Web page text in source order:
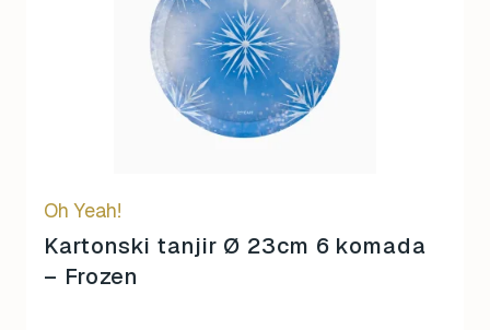
Oh Yeah!
Kartonski tanjir Ø 23cm 6 komada
– Frozen